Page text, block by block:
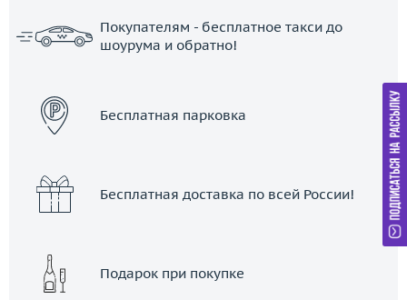
Покупателям - бесплатное такси до
шоурума и обратно!
Бесплатная парковка
Бесплатная доставка по всей России!
Подарок при покупке